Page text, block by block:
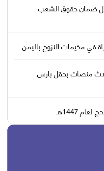
ضمان حقوق الشعب
في مخيمات النزوح باليمن
ثلاث منصات بحقل بارس
1447هـ